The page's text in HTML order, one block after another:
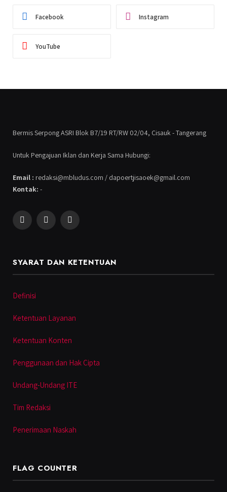
Facebook Instagram
YouTube
Bermis Serpong ASRI Blok B7/19 RT/RW 02/04, Cisauk - Tangerang
Untuk Pengajuan Iklan dan Kerja Sama Hubungi:
Email : redaksi@mbludus.com / dapoertjisaoek@gmail.com
Kontak: -
FacebookInstagramYouTube
SYARAT DAN KETENTUAN
Definisi
Ketentuan Layanan
Ketentuan Konten
Penggunaan dan Hak Cipta
Undang-Undang ITE
Tim Redaksi
Penerimaan Naskah
FLAG COUNTER